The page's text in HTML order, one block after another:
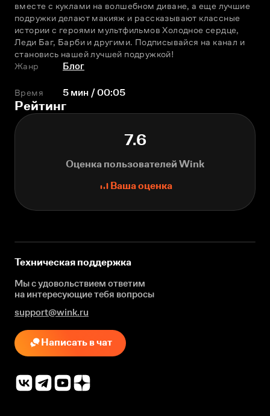
вместе с куклами на волшебном диване, а еще лучшие
подружки делают макияж и рассказывают классные
истории с героями мультфильмов Холодное сердце,
Леди Баг, Барби и другими. Подписывайся на канал и
становись нашей лучшей подружкой!
Жанр
Блог
Время 5 мин / 00:05
Рейтинг
7.6
Оценка пользователей Wink
Ваша оценка
Техническая поддержка
Мы с удовольствием ответим
на интересующиетебя вопросы
support@wink.ru
Написать в чат